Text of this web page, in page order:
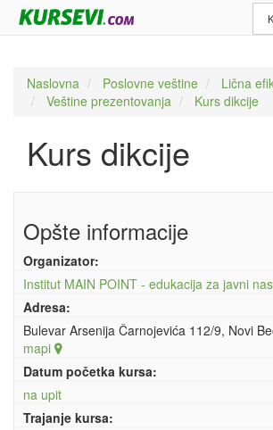
Naslovna Poslovne veštine
Lična
Veštine prezentovanja
Kurs dikcije
Kurs dikcije
Opšte informacije
Organizator:
Institut MAIN POINT - edukacija za javni
Adresa:
Bulevar Arsenija Čarnojevića 112/9, Novi
mapi
Datum početka kursa:
na upit
Trajanje kursa: